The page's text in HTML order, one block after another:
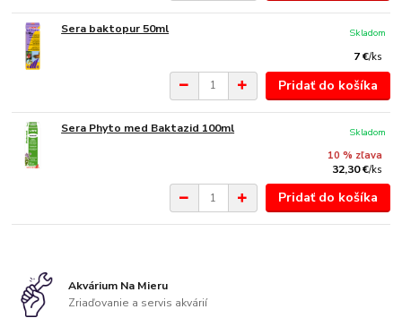
Sera baktopur 50ml
7 €/ks
Skladom
Pridať do košíka
Sera Phyto med Baktazid 100ml
10 % zľava
32,30 €/ks
Skladom
Pridať do košíka
Akvárium Na Mieru
Zriaďovanie a servis akvárií